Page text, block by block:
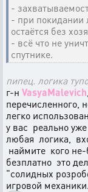
-
- при покидании
остаётся без
- всё что не
спутнике.
пипец. логика
г-н VasyaMalevich
перечисленного,
легко
у вас реально
любая логика,
наймите кого
безплатно это
"солидных
игровой механики.